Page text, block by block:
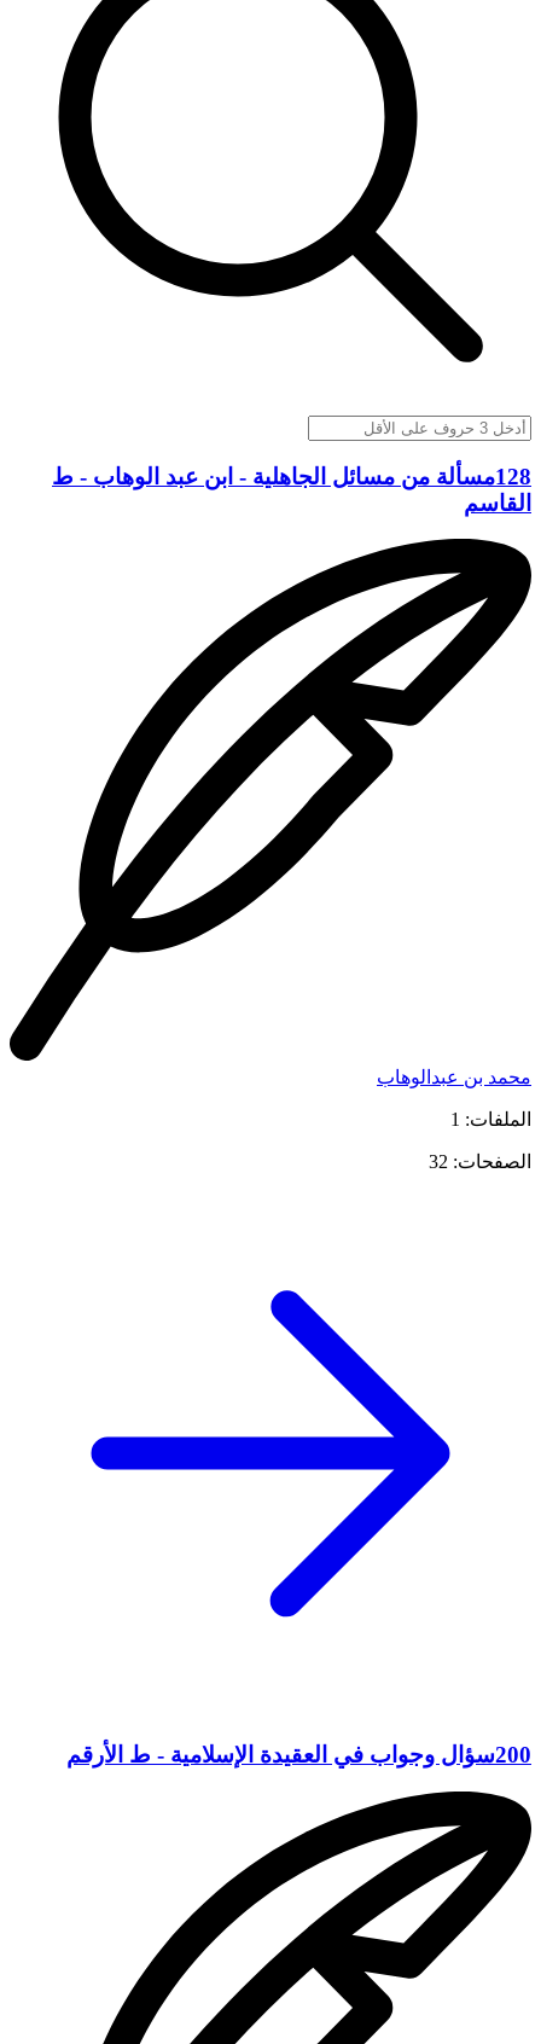
128مسألة من مسائل الجاهلية - ابن عبد الوهاب - ط
القاسم
محمد بن عبدالوهاب
الملفات: 1
الصفحات: 32
200سؤال وجواب في العقيدة الإسلامية - ط الأرقم